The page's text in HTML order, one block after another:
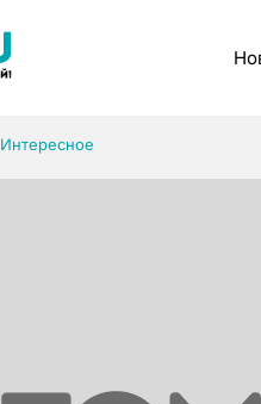
Интересное